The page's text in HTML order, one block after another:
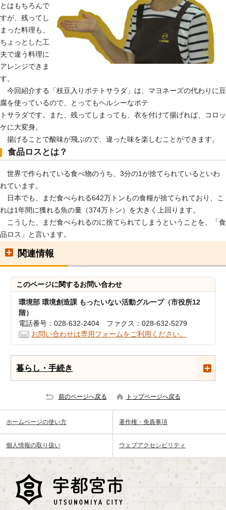
とはもちろんで
すが、残ってし
まった料理も、
ちょっとした工
夫で違う料理に
アレンジできま
す。
今回紹介する「枝豆入りポテトサラダ」は、マヨネーズの代わりに豆
腐を使っているので、とってもヘルシーなポテ
トサラダです。また、残ってしまっても、衣を付けて揚げれば、コロッ
ケに大変身。
揚げることで酸味が飛ぶので、違った味を楽しむことができます。
食品ロスとは？
世界で作られている食べ物のうち、3分の1が捨てられているといわ
れています。
日本でも、まだ食べられる642万トンもの食糧が捨てられており、こ
れは1年間に獲れる魚の量（374万トン）を大きく上回ります。
こうした、まだ食べられるのに捨てられてしまうということを、「食
品ロス」と言います。
関連情報
このページに関するお問い合わせ
環境部 環境創造課 もったいない活動グループ（市役所12
階）
電話番号：028-632-2404 ファクス：028-632-5279
お問い合わせは専用フォームをご利用ください。
暮らし・手続き
前のページへ戻る トップページへ戻る
ホームページの使い方 著作権・免責事項
個人情報の取り扱い ウェブアクセシビリティ